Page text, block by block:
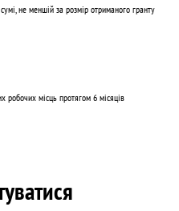
не меншій за розмір отриманого гранту
місць протягом 6 місяців